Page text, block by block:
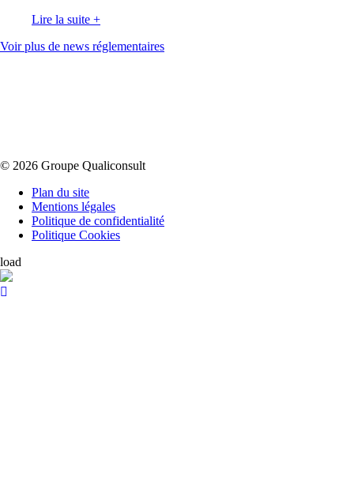
Lire la suite +
Voir plus de news réglementaires
© 2026 Groupe Qualiconsult
Plan du site
Mentions légales
Politique de confidentialité
Politique Cookies
load